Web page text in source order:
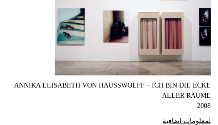
ANNIKA ELISABETH VON HAUSSWOLFF – ICH BIN DIE ECKE
ALLER RÄUME
2008
لمعلومات اضافية